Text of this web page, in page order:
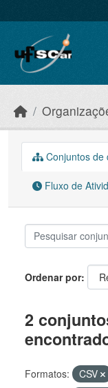
Conjuntos de
Fluxo de
Ordenar por
2
Formatos: CSV